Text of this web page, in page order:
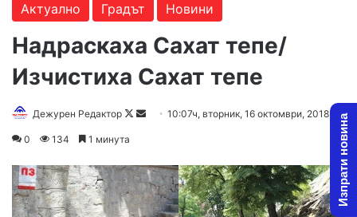
Актуално Градът Новини
Надраскаха Сахат тепе/
Изчистиха Сахат тепе
Дежурен Редактор
F
l
o
w
d
a
n
10:07ч, вторник, 16 октомври, 2018
0 134 1 минута Изпрати новина